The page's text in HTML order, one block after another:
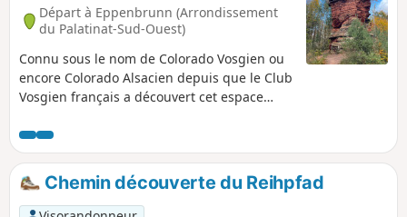
Départ à Eppenbrunn (Arrondissement
du Palatinat-Sud-Ouest)
Connu sous le nom de Colorado Vosgien ou
encore Colorado Alsacien depuis que le Club
Vosgien français a découvert cet espace
20° siècle, il est la ruée des randonneurs
venus de France les jours de beau temps.
Hormis le site lui-même, les forêts
allemandes sont habituellement très peu
fréquentées en automne.N'espérez pas voir
Chemin découverte du Reihpfad